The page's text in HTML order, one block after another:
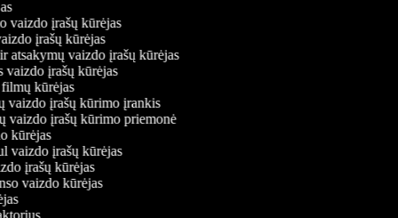
vaizdo įrašų kūrėjas
įrašų kūrėjas
atsakymų vaizdo įrašų kūrėjas
vaizdo įrašų kūrėjas
filmų kūrėjas
vaizdo įrašų kūrimo įrankis
vaizdo įrašų kūrimo priemonė
kūrėjas
vaizdo įrašų kūrėjas
įrašų kūrėjas
vaizdo kūrėjas